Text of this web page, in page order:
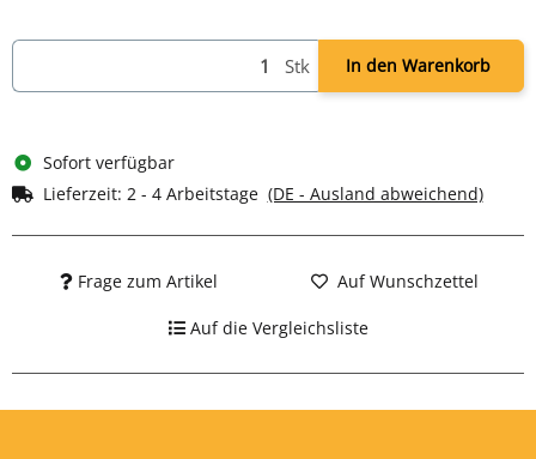
Stk In den Warenkorb
Sofort verfügbar
Lieferzeit: 2 - 4 Arbeitstage (DE - Ausland abweichend)
Frage zum Artikel Auf Wunschzettel
Auf die Vergleichsliste